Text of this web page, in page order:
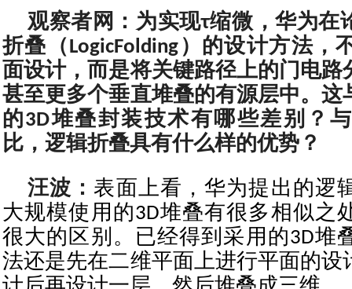
观察者网：为实现τ缩微，华为在
折叠（LogicFolding）的设计方法，
面设计，而是将关键路径上的门电路
甚至更多个垂直堆叠的有源层中。这
的3D堆叠封装技术有哪些差别？
比，逻辑折叠具有什么样的优势？
汪波： 表面上看，华为提出的逻
大规模使用的3D堆叠有很多相似之
很大的区别。已经得到采用的3D堆
法还是先在二维平面上进行平面的设